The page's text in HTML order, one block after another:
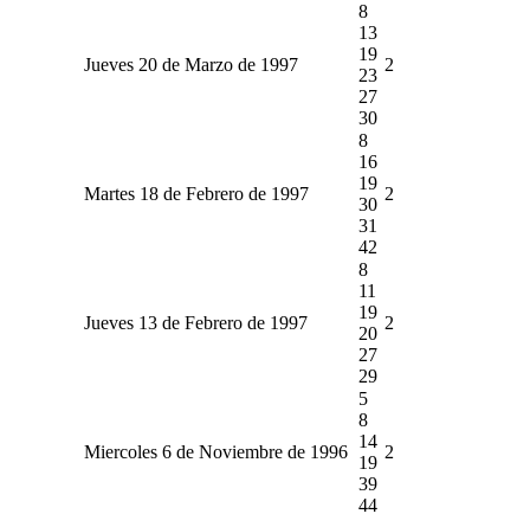
Jueves 20 de Marzo de 1997
8
13
19
23
27
30
2
Martes 18 de Febrero de 1997
8
16
19
30
31
42
2
Jueves 13 de Febrero de 1997
8
11
19
20
27
29
2
Miercoles 6 de Noviembre de 1996
5
8
14
19
39
44
2